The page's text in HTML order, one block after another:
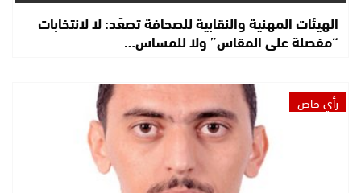
الهيئات المهنية والنقابية للصحافة تصعّد: لا لانتخابات
“مفصلة على المقاس” ولا للمساس…
رأي خاص